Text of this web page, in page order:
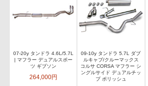
07-20y タンドラ 4.6L/5.7L
| マフラー デュアルスポー
ツ ギブソン
264,000円
09-10y タンドラ 5.7L ダブ
ルキャブ/クルーマックス
コルサ CORSA マフラー シ
ングルサイド デュアルチッ
プ ポリッシュ